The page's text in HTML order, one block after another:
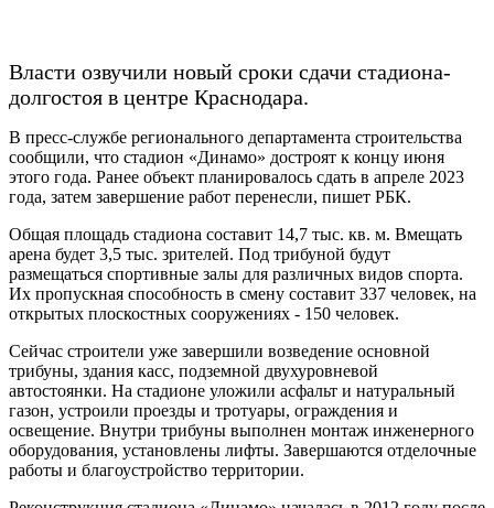
Власти озвучили новый сроки сдачи стадиона-
долгостоя в центре Краснодара.
В пресс-службе регионального департамента строительства
сообщили, что стадион «Динамо» достроят к концу июня
этого года. Ранее объект планировалось сдать в апреле 2023
года, затем завершение работ перенесли, пишет РБК.
Общая площадь стадиона составит 14,7 тыс. кв. м. Вмещать
арена будет 3,5 тыс. зрителей. Под трибуной будут
размещаться спортивные залы для различных видов спорта.
Их пропускная способность в смену составит 337 человек, на
открытых плоскостных сооружениях - 150 человек.
Сейчас строители уже завершили возведение основной
трибуны, здания касс, подземной двухуровневой
автостоянки. На стадионе уложили асфальт и натуральный
газон, устроили проезды и тротуары, ограждения и
освещение. Внутри трибуны выполнен монтаж инженерного
оборудования, установлены лифты. Завершаются отделочные
работы и благоустройство территории.